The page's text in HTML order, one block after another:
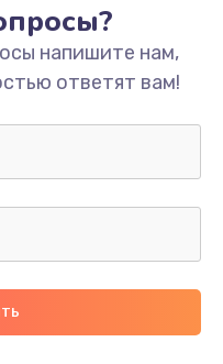
напишите нам,
ответят вам!